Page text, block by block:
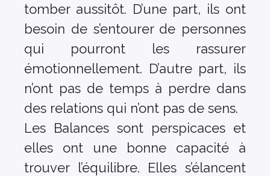
tomber aussitôt. D’une part, ils ont
besoin de s’entourer de personnes
qui pourront les rassurer
émotionnellement. D’autre part, ils
n’ont pas de temps à perdre dans
des relations qui n’ont pas de sens.
Les Balances sont perspicaces et
elles ont une bonne capacité à
trouver l’équilibre. Elles s’élancent